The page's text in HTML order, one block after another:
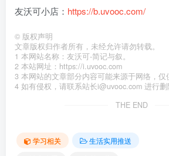
友沃可小店： https://b.uvooc.com/
© 版权声明
文章版权归作者所有，未经允许请勿转载。
1 本网站名称：友沃可-简记与叙。
2 本站网址：https://i.uvooc.com
3 本网站的文章部分内容可能来源于网络，仅
4 如有侵权，请联系站长i@uvooc.com 进行删
THE END
学习相关
生活实用推送